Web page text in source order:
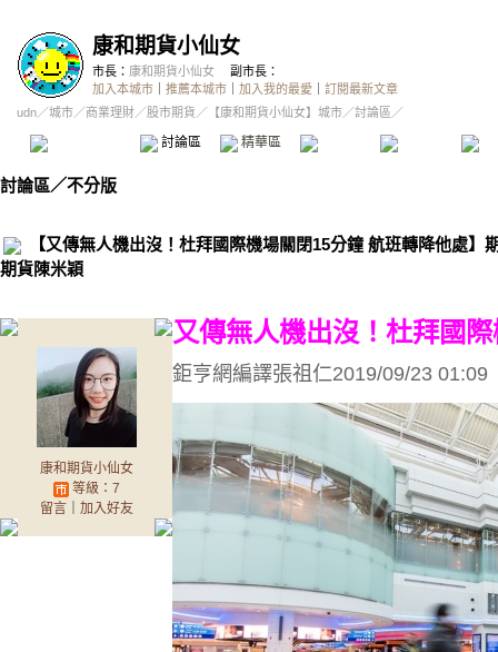
康和期貨小仙女
市長： 康和期貨小仙女
副市長：
加入本城市
推薦本城市 加入我的最愛
訂閱最新文章
udn／城市／商業理財／股市期貨 ／ 【康和期貨小仙女】城市／討論區／
討論區 精華區 投票區 影像館
討論區／不分版
【又傳無人機出沒！杜拜國際機場關閉15分鐘 航班轉降他處
期貨陳米穎
康和期貨小仙女
等級：7
留言｜ 加入好友
又傳無人機出沒！杜拜國
鉅亨網編譯張祖仁2019/09/23 01:09